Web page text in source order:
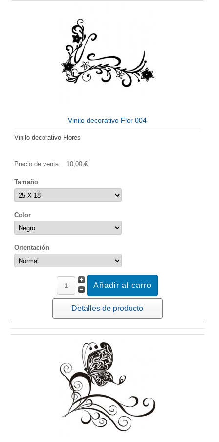
Vinilo decorativo Flor 004
Vinilo decorativo Flores
Precio de venta: 10,00 €
Tamaño
Color
Orientación
Detalles de producto